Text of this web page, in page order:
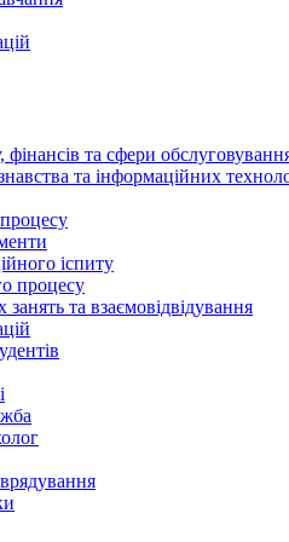
фінансів та сфери
та інформаційних
іспиту
процесу
занять та взаємовідвідування